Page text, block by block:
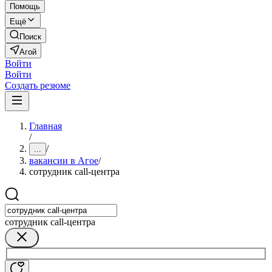
Помощь
Ещё
Поиск
Агой
Войти
Войти
Создать резюме
Главная
/
... /
вакансии в Агое/
сотрудник call-центра
сотрудник call-центра